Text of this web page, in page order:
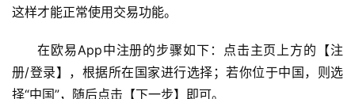
这样才能正常使用交易功能。
在欧易App中注册的步骤如下：点击主页上方的【注
册/登录】，根据所在国家进行选择；若你位于中国，则选
择“中国”，随后点击【下一步】即可。